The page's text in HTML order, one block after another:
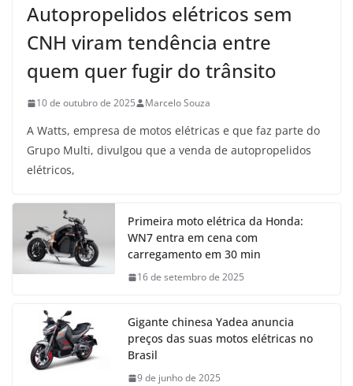
Autopropelidos elétricos sem
CNH viram tendência entre
quem quer fugir do trânsito
10 de outubro de 2025 Marcelo Souza
A Watts, empresa de motos elétricas e que faz parte do
Grupo Multi, divulgou que a venda de autopropelidos
elétricos,
Primeira moto elétrica da Honda:
WN7 entra em cena com
carregamento em 30 min
16 de setembro de 2025
Gigante chinesa Yadea anuncia
preços das suas motos elétricas no
Brasil
9 de junho de 2025